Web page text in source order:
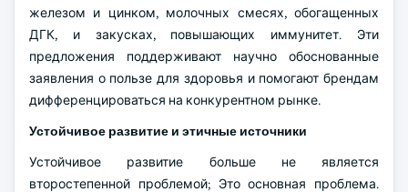
железом и цинком, молочных смесях, обогащенных
ДГК, и закусках, повышающих иммунитет. Эти
предложения поддерживают научно обоснованные
заявления о пользе для здоровья и помогают брендам
дифференцироваться на конкурентном рынке.
Устойчивое развитие и этичные источники
Устойчивое развитие больше не является
второстепенной проблемой; Это основная проблема.